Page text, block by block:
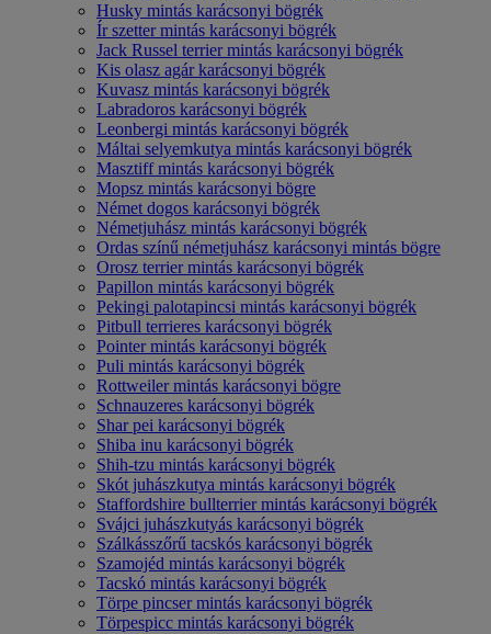
Husky mintás karácsonyi bögrék
Ír szetter mintás karácsonyi bögrék
Jack Russel terrier mintás karácsonyi bögrék
Kis olasz agár karácsonyi bögrék
Kuvasz mintás karácsonyi bögrék
Labradoros karácsonyi bögrék
Leonbergi mintás karácsonyi bögrék
Máltai selyemkutya mintás karácsonyi bögrék
Masztiff mintás karácsonyi bögrék
Mopsz mintás karácsonyi bögre
Német dogos karácsonyi bögrék
Németjuhász mintás karácsonyi bögrék
Ordas színű németjuhász karácsonyi mintás bögre
Orosz terrier mintás karácsonyi bögrék
Papillon mintás karácsonyi bögrék
Pekingi palotapincsi mintás karácsonyi bögrék
Pitbull terrieres karácsonyi bögrék
Pointer mintás karácsonyi bögrék
Puli mintás karácsonyi bögrék
Rottweiler mintás karácsonyi bögre
Schnauzeres karácsonyi bögrék
Shar pei karácsonyi bögrék
Shiba inu karácsonyi bögrék
Shih-tzu mintás karácsonyi bögrék
Skót juhászkutya mintás karácsonyi bögrék
Staffordshire bullterrier mintás karácsonyi bögrék
Svájci juhászkutyás karácsonyi bögrék
Szálkásszőrű tacskós karácsonyi bögrék
Szamojéd mintás karácsonyi bögrék
Tacskó mintás karácsonyi bögrék
Törpe pincser mintás karácsonyi bögrék
Törpespicc mintás karácsonyi bögrék